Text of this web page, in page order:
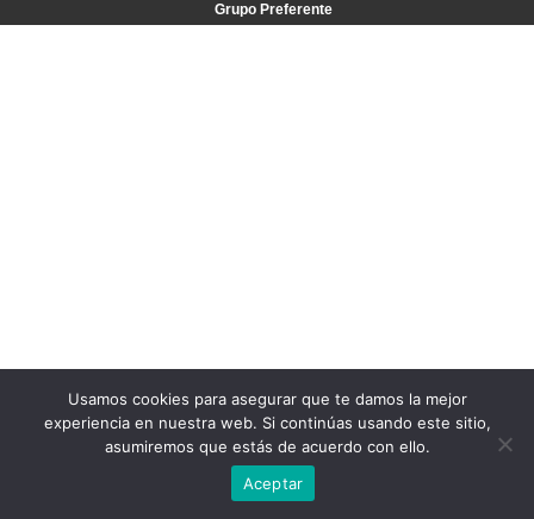
Usamos cookies para asegurar que te damos la mejor
experiencia en nuestra web. Si continúas usando este sitio,
asumiremos que estás de acuerdo con ello.
Aceptar
Grupo Preferente